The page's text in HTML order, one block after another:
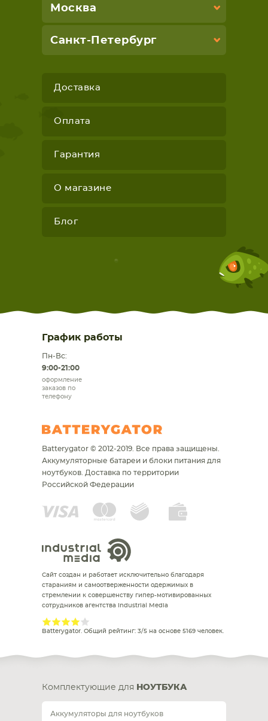
Москва
Санкт-Петербург
Доставка
Оплата
Гарантия
О магазине
Блог
График работы
Пн-Вс:
9:00-21:00
оформление
заказов по
телефону
Batterygator © 2012-2019. Все права защищены.
Аккумуляторные батареи и блоки питания для
ноутбуков. Доставка по территории
Российской Федерации
Сайт создан и работает исключительно благодаря
стараниям и самоотверженности одержимых в
стремлении к совершенству гипер-мотивированных
сотрудников агентства Industrial Media
Batterygator. Общий рейтинг: 3/5 на основе 5169 человек.
Комплектующие для НОУТБУКА
Аккумуляторы для ноутбуков